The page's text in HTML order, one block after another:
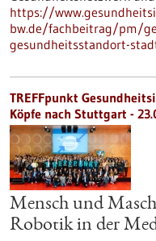
https://
bw.de/fachbeitrag/pm/
gesundheitsstandort-
TREFFpunkt
Köpfe nach Stuttgart -
Mensch und
Robotik in der